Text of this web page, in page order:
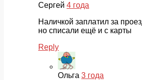
Сергей 4 года
Наличкой заплатил за
но списали ещё и с карты
Reply
Ольга 3 года